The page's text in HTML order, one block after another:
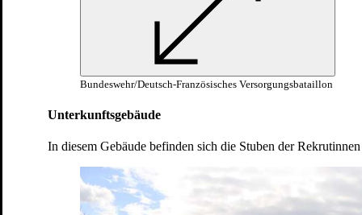
Bundeswehr/Deutsch-Französisches Versorgungsbataillon
Unterkunftsgebäude
In diesem Gebäude befinden sich die Stuben der
Nahkampfausbildung gehört zu den
Grundfertigkeiten eines Soldaten/einer Soldatin,
um auf alle Situationen vorbereitet zu sein